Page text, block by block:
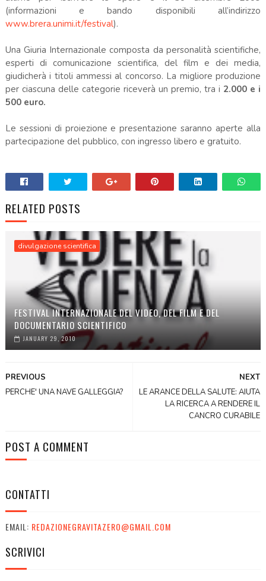
(informazioni e bando disponibili all’indirizzo
www.brera.unimi.it/festival).
Una Giuria Internazionale composta da personalità scientifiche,
esperti di comunicazione scientifica, del film e dei media,
giudicherà i titoli ammessi al concorso. La migliore produzione
per ciascuna delle categorie riceverà un premio, tra i 2.000 e i
500 euro.
Le sessioni di proiezione e presentazione saranno aperte alla
partecipazione del pubblico, con ingresso libero e gratuito.
RELATED POSTS
divulgazione scientifica
FESTIVAL INTERNAZIONALE DEL VIDEO, DEL FILM E DEL
DOCUMENTARIO SCIENTIFICO
JANUARY 29, 2010
NEXT
LE ARANCE DELLA SALUTE: AIUTA
LA RICERCA A RENDERE IL
CANCRO CURABILE
PREVIOUS
PERCHE' UNA NAVE GALLEGGIA?
POST A COMMENT
CONTATTI
EMAIL: REDAZIONEGRAVITAZERO@GMAIL.COM
SCRIVICI